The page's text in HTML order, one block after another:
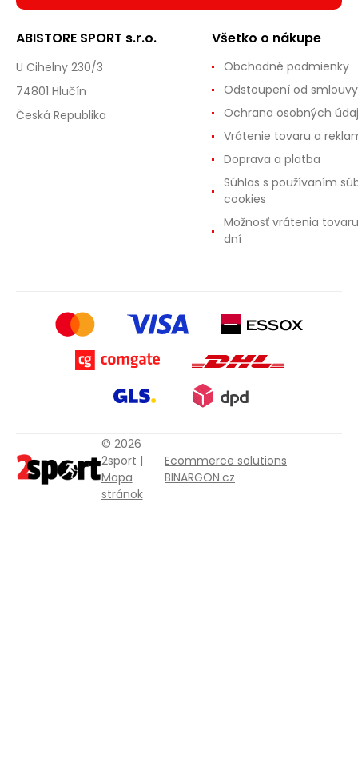
ABISTORE SPORT s.r.o.
U Cihelny 230/3
74801 Hlučín
Česká Republika
Všetko o nákupe
Obchodné podmienky
Odstoupení od smlouvy
Ochrana osobných
Vrátenie tovaru a
Doprava a platba
Súhlas s používaním
cookies
Možnosť vrátenia
dní
© 2026
2sport |
Mapa
stránok
Ecommerce solutions
BINARGON.cz